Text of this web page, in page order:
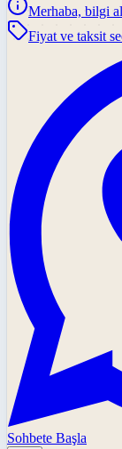
Merhaba, bilgi
Fiyat ve taksit
Sohbete Başla